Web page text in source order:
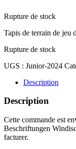
Rupture de stock
Tapis de terrain de jeu
Rupture de stock
UGS : Junior-2024
Description
Description
Cette commande est
Beschriftungen
facturer.